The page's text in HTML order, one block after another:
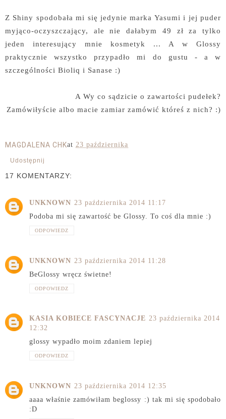
Z Shiny spodobała mi się jedynie marka Yasumi i jej puder
myjąco-oczyszczający, ale nie dałabym 49 zł za tylko
jeden interesujący mnie kosmetyk ... A w Glossy
praktycznie wszystko przypadło mi do gustu - a w
szczególności Bioliq i Sanase :)
A Wy co sądzicie o zawartości pudełek?
Zamówiłyście albo macie zamiar zamówić któreś z nich? :)
MAGDALENA CHKat 23 października
Udostępnij
17 KOMENTARZY:
UNKNOWN 23 października 2014 11:17
Podoba mi się zawartość be Glossy. To coś dla mnie :)
ODPOWIEDZ
UNKNOWN 23 października 2014 11:28
BeGlossy wręcz świetne!
ODPOWIEDZ
KASIA KOBIECE FASCYNACJE 23 października 2014
12:32
glossy wypadło moim zdaniem lepiej
ODPOWIEDZ
UNKNOWN 23 października 2014 12:35
aaaa właśnie zamówiłam beglossy :) tak mi się spodobało
:D